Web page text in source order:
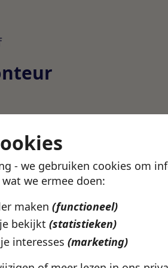
- we gebruiken cookies om
we ermee doen:
maken (functioneel)
bekijkt (statistieken)
interesses (marketing)
details